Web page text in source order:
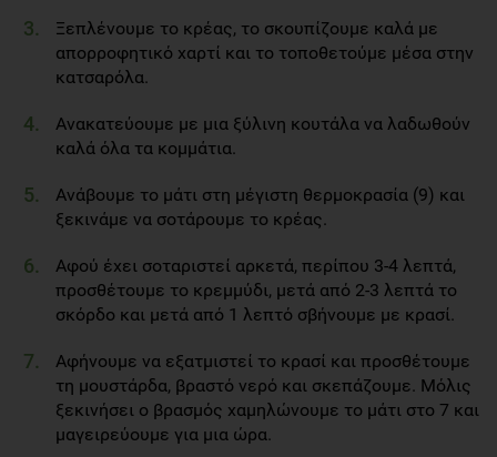
Ξεπλένουμε το κρέας, το σκουπίζουμε καλά με
απορροφητικό χαρτί και το τοποθετούμε μέσα στην
κατσαρόλα.
Ανακατεύουμε με μια ξύλινη κουτάλα να λαδωθούν
καλά όλα τα κομμάτια.
Ανάβουμε το μάτι στη μέγιστη θερμοκρασία (9) και
ξεκινάμε να σοτάρουμε το κρέας.
Αφού έχει σοταριστεί αρκετά, περίπου 3-4 λεπτά,
προσθέτουμε το κρεμμύδι, μετά από 2-3 λεπτά το
σκόρδο και μετά από 1 λεπτό σβήνουμε με κρασί.
Αφήνουμε να εξατμιστεί το κρασί και προσθέτουμε
τη μουστάρδα, βραστό νερό και σκεπάζουμε. Μόλις
ξεκινήσει ο βρασμός χαμηλώνουμε το μάτι στο 7 και
μαγειρεύουμε για μια ώρα.